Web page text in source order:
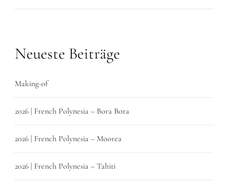
Neueste Beiträge
Making-of
2026 | French Polynesia – Bora Bora
2026 | French Polynesia – Moorea
2026 | French Polynesia – Tahiti